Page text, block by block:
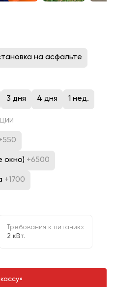
на асфальте
3 дня 4 дня 1 нед.
окно) +6500
+1700
Требования к питанию:
2 кВт.